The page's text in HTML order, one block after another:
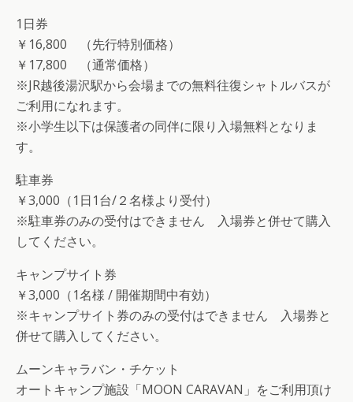
1日券
￥16,800 （先行特別価格）
￥17,800 （通常価格）
※JR越後湯沢駅から会場までの無料往復シャトルバスが
ご利用になれます。
※小学生以下は保護者の同伴に限り入場無料となりま
す。
駐車券
￥3,000（1日1台/２名様より受付）
※駐車券のみの受付はできません 入場券と併せて購入
してください。
キャンプサイト券
￥3,000（1名様 / 開催期間中有効）
※キャンプサイト券のみの受付はできません 入場券と
併せて購入してください。
ムーンキャラバン・チケット
オートキャンプ施設「MOON CARAVAN」をご利用頂け